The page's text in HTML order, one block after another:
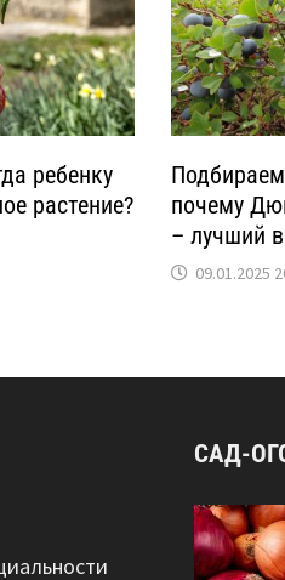
ребенку
растение?
почему
– лучший
09.01.2025
САД-